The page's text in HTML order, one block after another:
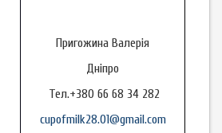
Пригожина Валерія
Дніпро
Тел.+380 66 68 34 282
cupofmilk28.01@gmail.com